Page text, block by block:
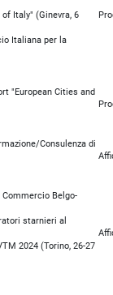
Italy" (Ginevra, 6
Italiana per la
"European Cities and
Consulenza di
Belgo-
starnieri al
2024 (Torino, 26-27